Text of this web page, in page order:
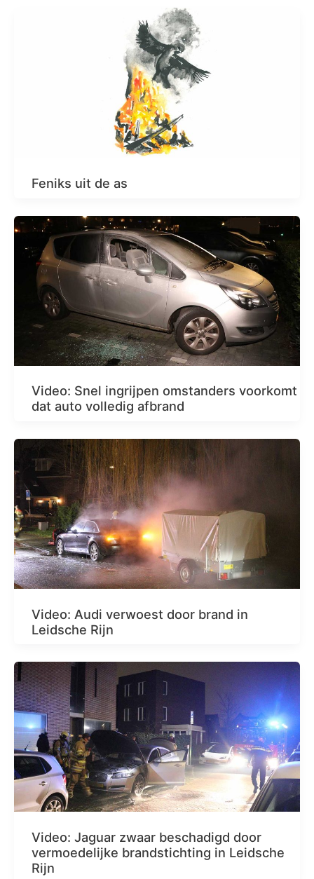
Feniks uit de as
Video: Snel ingrijpen omstanders voorkomt
dat auto volledig afbrand
Video: Audi verwoest door brand in
Leidsche Rijn
Video: Jaguar zwaar beschadigd door
vermoedelijke brandstichting in Leidsche
Rijn